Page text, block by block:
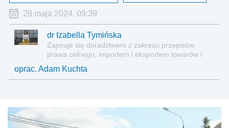
28 maja 2024, 09:39
dr Izabella Tymińska
Zajmuje się doradztwem z zakresu przepisów
prawa celnego, importem i eksportem towarów i
międzynarodowych.
oprac. Adam Kuchta